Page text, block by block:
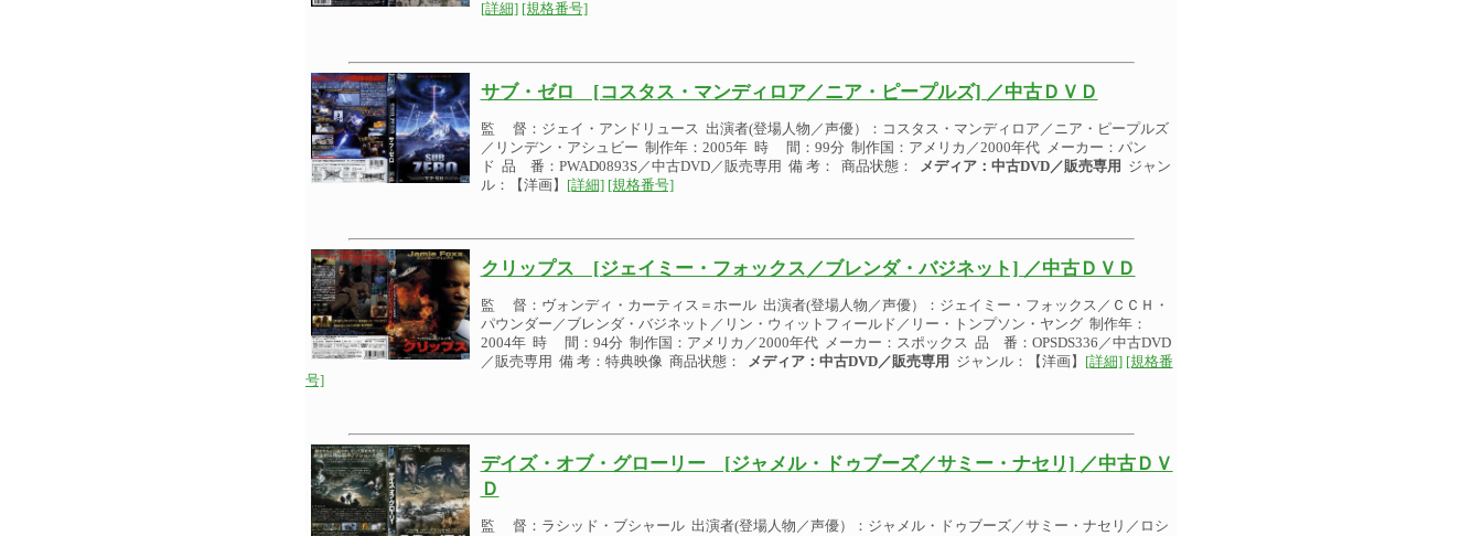
[詳細] [規格番号]
サブ・ゼロ [コスタス・マンディロア／ニア・ピープルズ] ／中古ＤＶＤ
監 督：ジェイ・アンドリュース 出演者(登場人物／声優）：コスタス・マンディロア／ニア・ピープルズ
／リンデン・アシュビー 制作年：2005年 時 間：99分 制作国：アメリカ／2000年代 メーカー：パン
ド 品 番：PWAD0893S／中古DVD／販売専用 備 考： 商品状態：
メディア：中古DVD／販売専用
ジャン
ル：【洋画】
[詳細] [規格番号]
クリップス [ジェイミー・フォックス／ブレンダ・バジネット] ／中古ＤＶＤ
監 督：ヴォンディ・カーティス＝ホール 出演者(登場人物／声優）：ジェイミー・フォックス／ＣＣＨ・
パウンダー／ブレンダ・バジネット／リン・ウィットフィールド／リー・トンプソン・ヤング 制作年：
2004年 時 間：94分 制作国：アメリカ／2000年代 メーカー：スポックス 品 番：OPSDS336／中古DVD
／販売専用 備 考：特典映像 商品状態：
メディア：中古DVD／販売専用 ジャンル：【洋画】 [詳細] [規格番
号]
デイズ・オブ・グローリー [ジャメル・ドゥブーズ／サミー・ナセリ] ／中古ＤＶ
Ｄ
監 督：ラシッド・ブシャール 出演者(登場人物／声優）：ジャメル・ドゥブーズ／サミー・ナセリ／ロシ